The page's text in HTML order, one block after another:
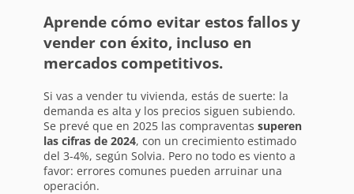
Aprende cómo evitar estos fallos y
vender con éxito, incluso en
mercados competitivos.
Si vas a vender tu vivienda, estás de suerte: la
demanda es alta y los precios siguen subiendo.
Se prevé que en 2025 las compraventas superen
las cifras de 2024, con un crecimiento estimado
del 3-4%, según Solvia. Pero no todo es viento a
favor: errores comunes pueden arruinar una
operación.